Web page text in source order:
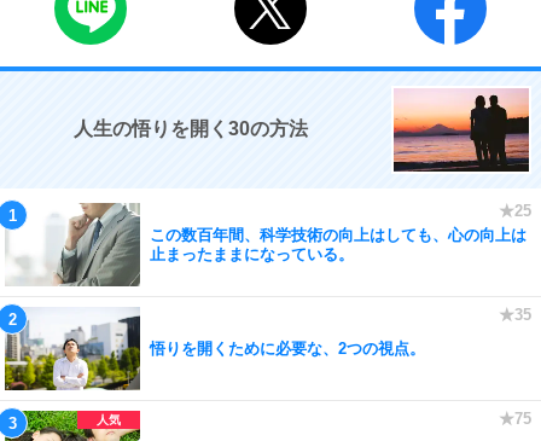
人生の悟りを開く30の方法
この数百年間、科学技術の向上はしても、心の向上は
止まったままになっている。
悟りを開くために必要な、2つの視点。